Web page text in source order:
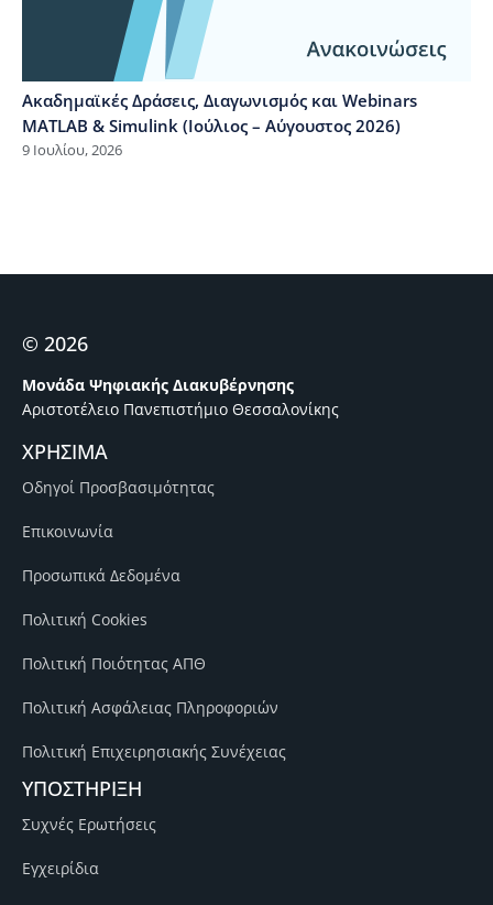
Ακαδημαϊκές Δράσεις, Διαγωνισμός και Webinars
MATLAB & Simulink (Ιούλιος – Αύγουστος 2026)
9 Ιουλίου, 2026
© 2026
Μονάδα Ψηφιακής Διακυβέρνησης
Αριστοτέλειο Πανεπιστήμιο Θεσσαλονίκης
ΧΡΗΣΙΜΑ
Οδηγοί Προσβασιμότητας
Επικοινωνία
Προσωπικά Δεδομένα
Πολιτική Cookies
Πολιτική Ποιότητας ΑΠΘ
Πολιτική Ασφάλειας Πληροφοριών
Πολιτική Επιχειρησιακής Συνέχειας
ΥΠΟΣΤΗΡΙΞΗ
Συχνές Ερωτήσεις
Εγχειρίδια